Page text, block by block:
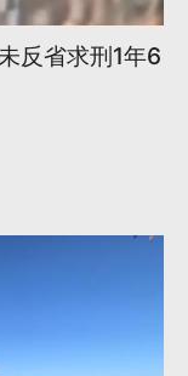
反省求刑1年6